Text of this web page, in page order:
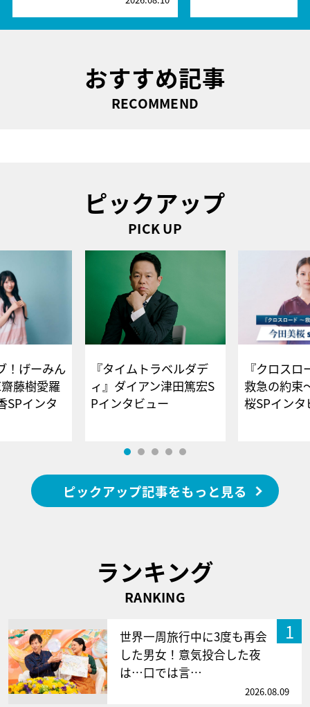
おすすめ記事
RECOMMEND
ピックアップ
PICK UP
！げーみん
藤樹愛羅
SPインタ
『タイムトラベルダデ
ィ』ダイアン津田篤宏S
Pインタビュー
『クロス
救急の約束
桜SPイ
ピックアップ記事をもっと見る
ランキング
RANKING
1
世界一周旅行中に3度も再会
した男女！意気投合した夜
は…口では言…
2026.08.09